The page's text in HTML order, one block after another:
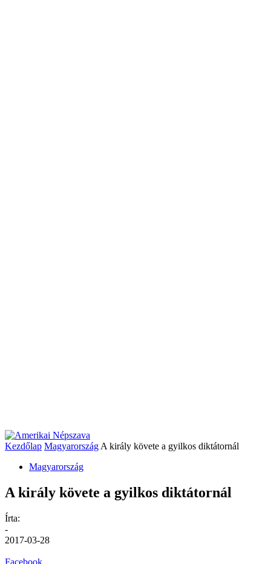
Kezdőlap Magyarország A király követe a gyilkos diktátornál
Magyarország
A király követe a gyilkos diktátornál
Írta:
-
2017-03-28
Facebook